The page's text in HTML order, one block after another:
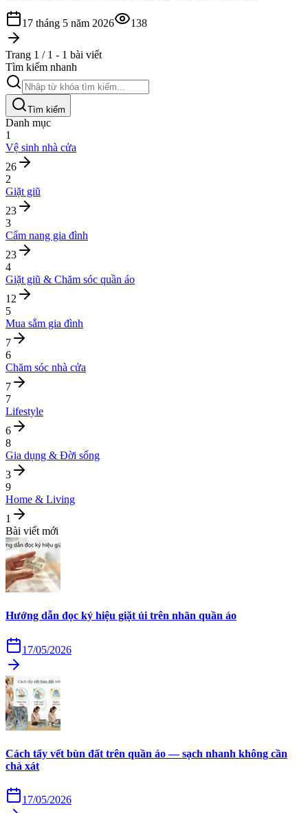
17 tháng 5 năm 2026 138
Trang 1 / 1 - 1 bài viết
Tìm kiếm nhanh
Tìm kiếm
Danh mục
1
Vệ sinh nhà cửa
26
2
Giặt giũ
23
3
Cẩm nang gia đình
23
4
Giặt giũ & Chăm sóc quần áo
12
5
Mua sắm gia đình
7
6
Chăm sóc nhà cửa
7
7
Lifestyle
6
8
Gia dụng & Đời sống
3
9
Home & Living
1
Bài viết mới
Hướng dẫn đọc ký hiệu giặt ủi trên nhãn quần áo
17/05/2026
Cách tẩy vết bùn đất trên quần áo — sạch nhanh không cần
chà xát
17/05/2026